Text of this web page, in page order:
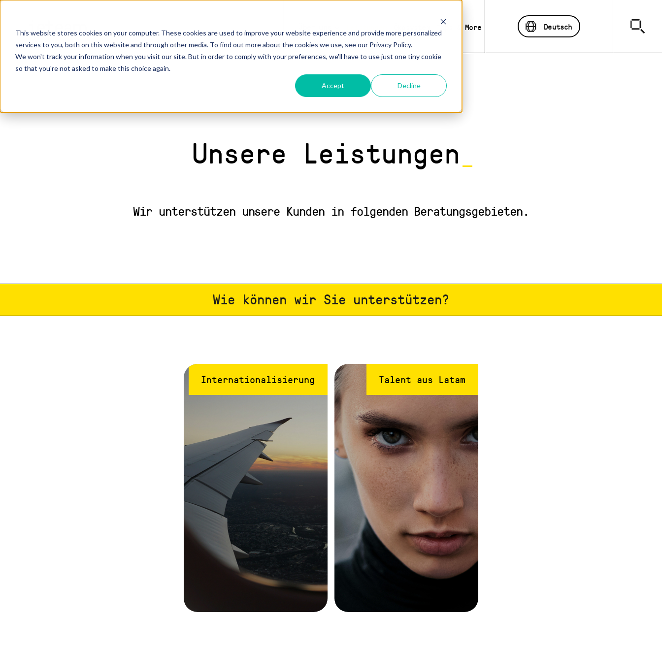
This website stores cookies on your computer. These cookies are used to improve your website experience and provide more personalized
services to you, both on this website and through other media. To find out more about the cookies we use, see our Privacy Policy.
We won't track your information when you visit our site. But in order to comply with your preferences, we'll have to use just one tiny cookie
so that you're not asked to make this choice again.
Accept Decline
_ Tips & More Deutsch
Unsere Leistungen
Wir unterstützen unsere Kunden in folgenden Beratungsgebieten.
Wie können wir Sie unterstützen?
Internationalisierung Talent aus Latam